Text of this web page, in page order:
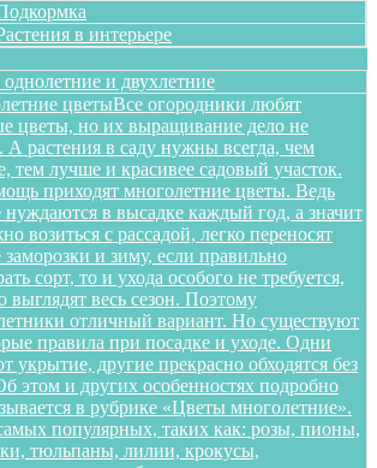
в интерьере
и двухлетние
цветыВсе огородники любят
цветы, но их выращивание дело не
А растения в саду нужны всегда, чем
тем лучше и красивее садовый участок.
приходят многолетние цветы. Ведь
нуждаются в высадке каждый год, а значит
возиться с рассадой, легко переносят
заморозки и зиму, если правильно
сорт, то и ухода особого не требуется,
выглядят весь сезон. Поэтому
отличный вариант. Но существуют
правила при посадке и уходе. Одни
укрытие, другие прекрасно обходятся без
этом и других особенностях подробно
в рубрике «Цветы многолетние».
популярных, таких как: розы, пионы,
тюльпаны, лилии, крокусы,